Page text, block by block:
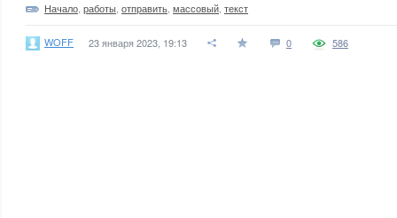
Начало работы отправить массовый текст
WOFF 23 января 2023, 19:13 0 586